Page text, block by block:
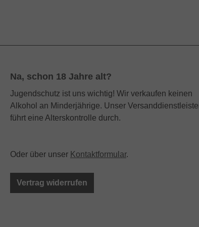
Na, schon 18 Jahre alt?
Jugendschutz ist uns wichtig! Wir verkaufen keinen
Alkohol an Minderjährige. Unser
führt eine Alterskontrolle durch.
Oder über unser Kontaktformular.
Vertrag widerrufen